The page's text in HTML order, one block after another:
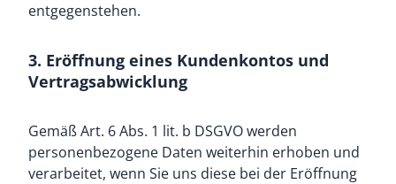
entgegenstehen.
3. Eröffnung eines Kundenkontos und
Vertragsabwicklung
Gemäß Art. 6 Abs. 1 lit. b DSGVO werden
personenbezogene Daten weiterhin erhoben und
verarbeitet, wenn Sie uns diese bei der Eröffnung